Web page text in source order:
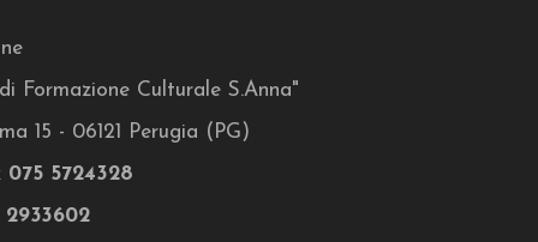
Formazione Culturale S.Anna"
15 - 06121 Perugia (PG)
075 5724328
2933602